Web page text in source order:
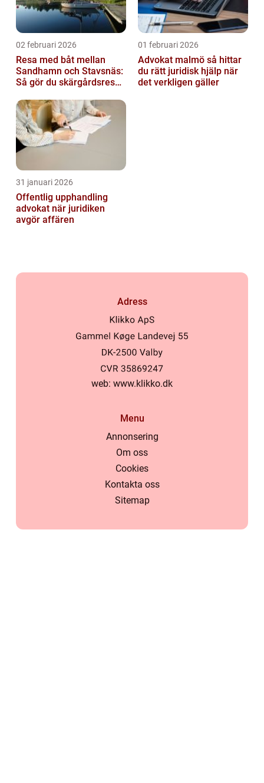
02 februari 2026
Resa med båt mellan
Sandhamn och Stavsnäs:
Så gör du skärgårdsresan
01 februari 2026
Advokat malmö så hittar
du rätt juridisk hjälp när
det verkligen gäller
31 januari 2026
Offentlig upphandling
advokat när juridiken
avgör affären
Adress
web: www.klikko.dk
Menu
Annonsering
Om oss
Cookies
Kontakta oss
Sitemap